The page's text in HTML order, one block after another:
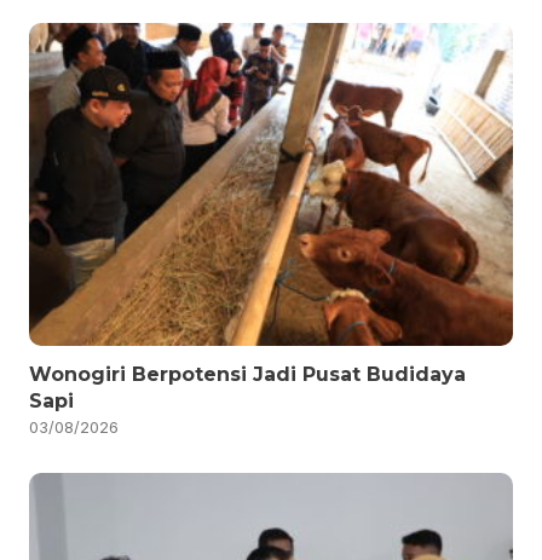
Wonogiri Berpotensi Jadi Pusat Budidaya
Sapi
03/08/2026